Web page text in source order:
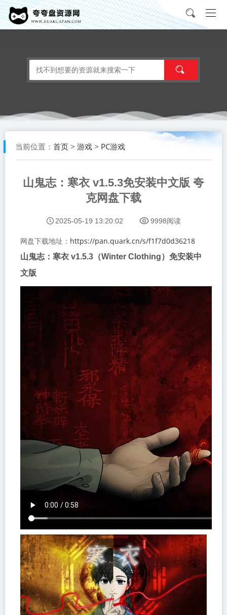
当前位置： 首页 > 游戏 > PC游戏
山鬼志：寒衣 v1.5.3免安装中文版 夸
克网盘下载
2025-05-19 13:20:02 9998阅读
网盘下载地址： https://pan.quark.cn/s/f1f7d0d36218
山鬼志：寒衣 v1.5.3（Winter Clothing）免安装中
文版